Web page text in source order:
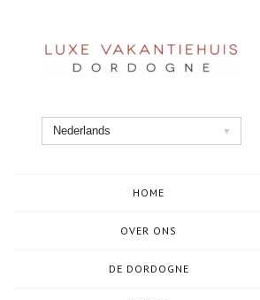
Nederlands
HOME
OVER ONS
DE DORDOGNE